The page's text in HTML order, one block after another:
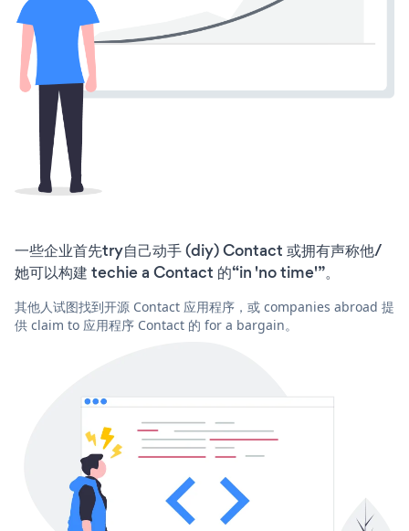
一些企业首先try自己动手 (diy) Contact 或拥有声称他/
她可以构建 techie a Contact 的“in 'no time'”。
其他人试图找到开源 Contact 应用程序，或 companies abroad 提
供 claim to 应用程序 Contact 的 for a bargain。